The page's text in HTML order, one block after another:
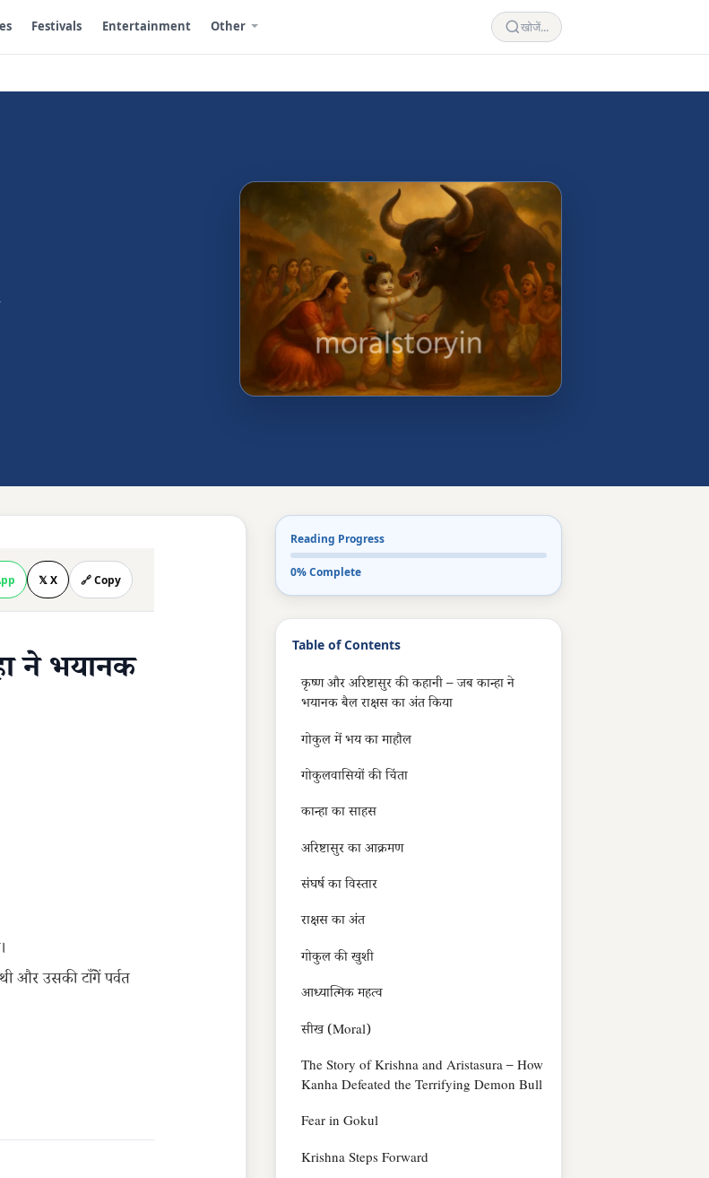
Festivals Entertainment Other खोजें...
𝕏 X 🔗 Copy
ने भयानक
और उसकी टाँगें पर्वत
Reading Progress
0% Complete
Table of Contents
कृष्ण और अरिष्टासुर की कहानी – जब कान्हा ने
भयानक बैल राक्षस का अंत किया
गोकुल में भय का माहौल
गोकुलवासियों की चिंता
कान्हा का साहस
अरिष्टासुर का आक्रमण
संघर्ष का विस्तार
राक्षस का अंत
गोकुल की खुशी
आध्यात्मिक महत्व
सीख (Moral)
The Story of Krishna and Aristasura – How
Kanha Defeated the Terrifying Demon Bull
Fear in Gokul
Krishna Steps Forward